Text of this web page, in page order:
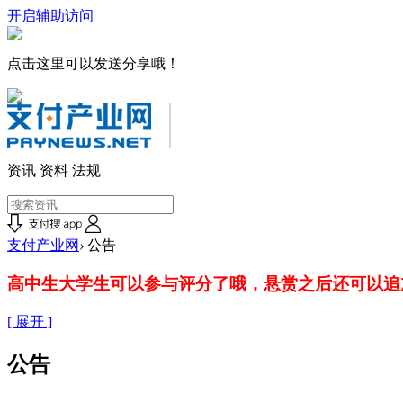
开启辅助访问
点击这里可以发送分享哦！
资讯 资料 法规
支付产业网 › 公告
高中生大学生可以参与评分了哦，悬赏之后还可以
[ 展开 ]
公告